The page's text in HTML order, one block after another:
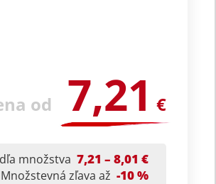
od 7,21 €
množstva 7,21 – 8,01 €
Množstevná zľava až -10 %